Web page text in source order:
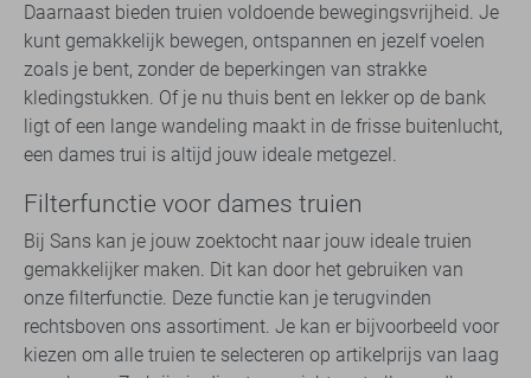
Daarnaast bieden truien voldoende bewegingsvrijheid. Je
kunt gemakkelijk bewegen, ontspannen en jezelf voelen
zoals je bent, zonder de beperkingen van strakke
kledingstukken. Of je nu thuis bent en lekker op de bank
ligt of een lange wandeling maakt in de frisse buitenlucht,
een dames trui is altijd jouw ideale metgezel.
Filterfunctie voor dames truien
Bij Sans kan je jouw zoektocht naar jouw ideale truien
gemakkelijker maken. Dit kan door het gebruiken van
onze filterfunctie. Deze functie kan je terugvinden
rechtsboven ons assortiment. Je kan er bijvoorbeeld voor
kiezen om alle truien te selecteren op artikelprijs van laag